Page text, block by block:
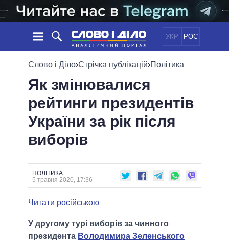
УКР РОС
НОВИНИ
СТРІЧКА
ПОДІЇ
СТАТТІ
ДУМКИ
ОГЛЯДИ
ДАЙДЖЕСТИ
ПОЛІТИКА
ЕКОНОМІКА
СУСПІЛЬСТВО
ОБIЦЯНКИ
ПОЛIТИКИ
УСІ ПОЛІТИКИ
ПРЕЗИДЕНТ І ОФІС
ВЕРХОВНА РАДА
КАБІНЕТ МІНІСТРІВ
МЕРИ МІСТ
ВСІ ПЕРСОНИ
ІНФОГРАФІКА
ПІДТРИМАТИ
ПОРІВНЯННЯ ПОЛІТИКІВ
Слово і Діло›Стрічка публікацій›Політика
Як змінювалися
рейтинги президентів
України за рік після
виборів
ПОЛІТИКА
5 травня 2020, 17:36
Читати російською
У другому турі виборів за чинного
президента Володимира Зеленського